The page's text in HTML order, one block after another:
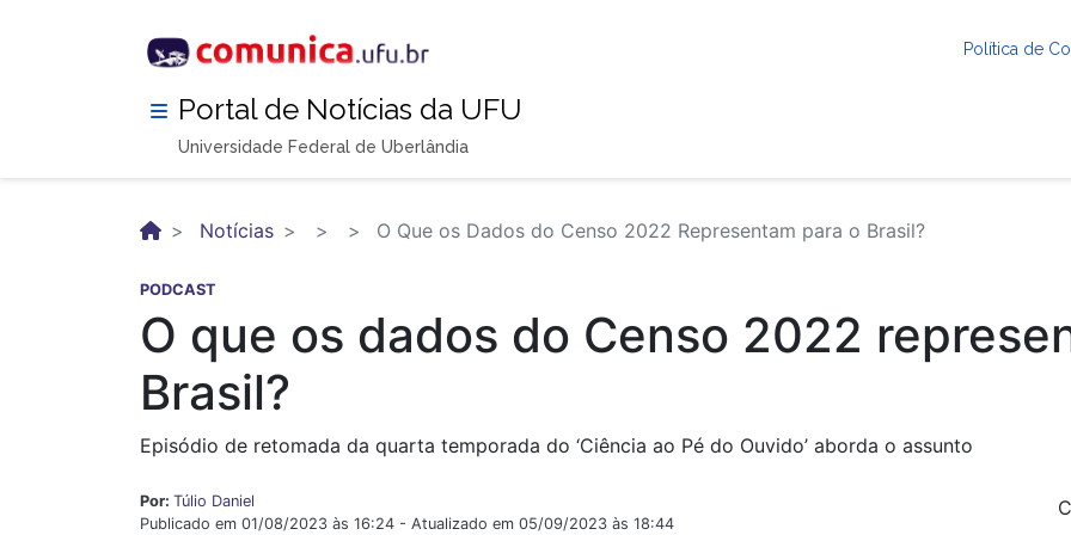
Política de
Portal de Notícias da UFU
Universidade Federal de Uberlândia
Notícias O Que os Dados do Censo 2022 Representam para o Brasil?
PODCAST
O que os dados do Censo 2022
Brasil?
Episódio de retomada da quarta temporada do ‘Ciência ao Pé do Ouvido’ aborda o assunto
Por: Túlio Daniel
Publicado em 01/08/2023 às 16:24 - Atualizado em 05/09/2023 às 18:44